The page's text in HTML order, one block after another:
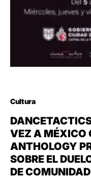
Cultura
VEZ A MÉXICO
ANTHOLOGY
SOBRE EL
DE COMUNIDAD